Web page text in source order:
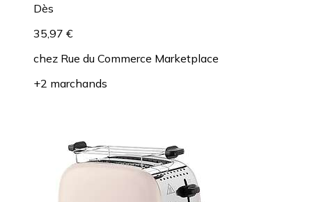
Dès
35,97 €
chez Rue du Commerce Marketplace
+2 marchands